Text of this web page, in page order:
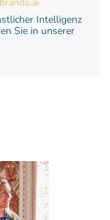
Intelligenz
Sie in unserer
.